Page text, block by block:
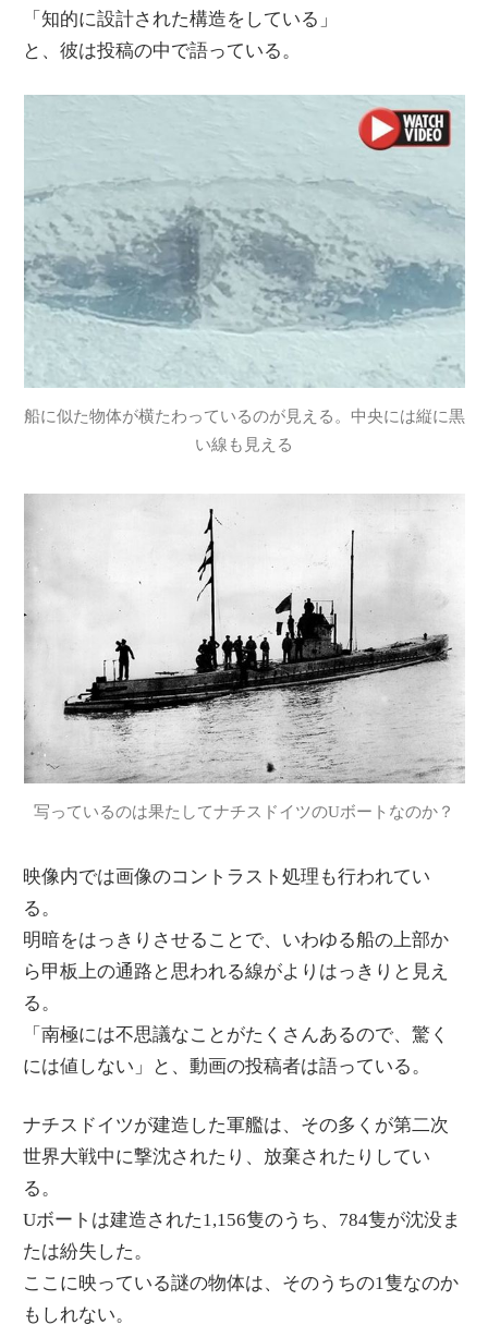
「知的に設計された構造をしている」
と、彼は投稿の中で語っている。
船に似た物体が横たわっているのが見える。中央には縦に黒
い線も見える
写っているのは果たしてナチスドイツのUボートなのか？
映像内では画像のコントラスト処理も行われてい
る。
明暗をはっきりさせることで、いわゆる船の上部か
ら甲板上の通路と思われる線がよりはっきりと見え
る。
「南極には不思議なことがたくさんあるので、驚く
には値しない」と、動画の投稿者は語っている。
ナチスドイツが建造した軍艦は、その多くが第二次
世界大戦中に撃沈されたり、放棄されたりしてい
る。
Uボートは建造された1,156隻のうち、784隻が沈没ま
たは紛失した。
ここに映っている謎の物体は、そのうちの1隻なのか
もしれない。